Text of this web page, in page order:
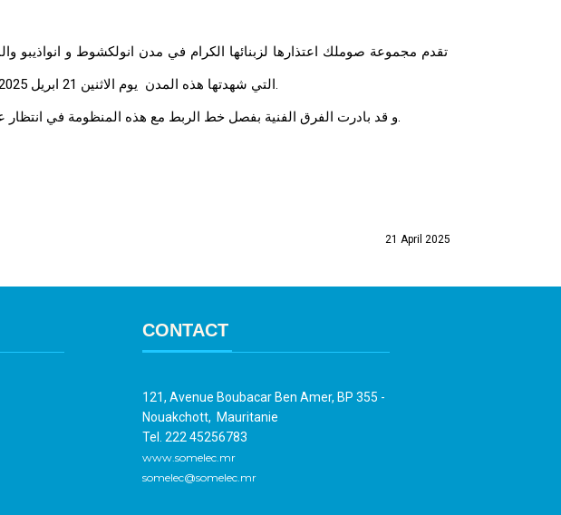
تقدم مجموعة صوملك اعتذارها لزبنائها الكرام في مدن انولكشوط و انواذيبو
التي شهدتها هذه المدن يوم الاثنين 21 ابريل 2025 ابتداء من الساعة 03:40 مساءً إثر اعطاب طارئة تعرضت لها المحطات الكهرومائية التابعة للمنظمة.
و قد بادرت الفرق الفنية بفصل خط الربط مع هذه المنظومة في انتظار عودتها للخدمة والبدء في إعادة التيار تدريجيا بعد 40 دقيقة اعتمادا على المحطات الكهربائية المحلية.
21 April 2025
CONTACT
121, Avenue Boubacar Ben Amer, BP 355 -
Nouakchott, Mauritanie
Tel. 222 45256783
www.somelec.mr
somelec@somelec.mr